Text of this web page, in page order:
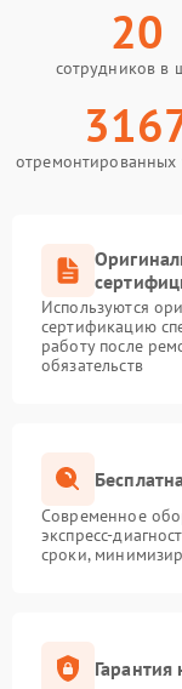
20
сотрудников в
отремонтированных
Используются
сертификацию
работу после
обязательств
Современное
экспресс-
сроки,
Гарантия